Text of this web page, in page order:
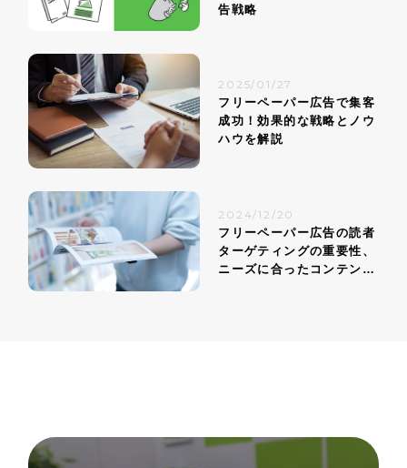
告戦略
2025/01/27
フリーペーパー広告で集客
成功！効果的な戦略とノウ
ハウを解説
2024/12/20
フリーペーパー広告の読者
ターゲティングの重要性、
ニーズに合ったコンテンツ